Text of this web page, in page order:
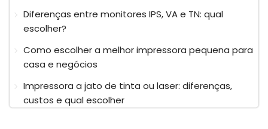
Diferenças entre monitores IPS, VA e TN: qual
escolher?
Como escolher a melhor impressora pequena para
casa e negócios
Impressora a jato de tinta ou laser: diferenças,
custos e qual escolher